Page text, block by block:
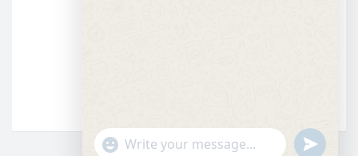
"+chaty_settings.lang.emoji_picker+"
WhatsApp